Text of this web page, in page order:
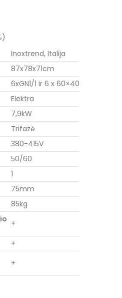
Inoxtrend, Italija
87x78x71cm
6xGN1/1 ir 6 x 60×40
Elektra
7,9kW
Trifazė
380-415V
50/60
1
75mm
85kg
+
+
+